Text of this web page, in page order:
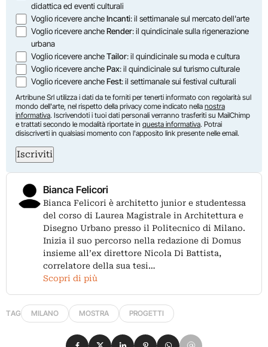
didattica ed eventi culturali
Voglio ricevere ancheIncanti: il settimanale sul mercato dell'arte
Voglio ricevere ancheRender: il quindicinale sulla rigenerazione
urbana
Voglio ricevere ancheTailor: il quindicinale su moda e cultura
Voglio ricevere anchePax: il quindicinale sul turismo culturale
Voglio ricevere ancheFest: il settimanale sui festival culturali
Artribune Srl utilizza i dati da te forniti per tenerti informato con regolarità sul
mondo dell'arte, nel rispetto della privacy come indicato nella nostra
informativa. Iscrivendoti i tuoi dati personali verranno trasferiti su MailChimp
e trattati secondo le modalità riportate in questa informativa. Potrai
disiscriverti in qualsiasi momento con l'apposito link presente nelle email.
Iscriviti
Bianca Felicori
Bianca Felicori è architetto junior e studentessa
del corso di Laurea Magistrale in Architettura e
Disegno Urbano presso il Politecnico di Milano.
Inizia il suo percorso nella redazione di Domus
insieme all’ex direttore Nicola Di Battista,
correlatore della sua tesi…
Scopri di più
TAG MILANO MOSTRA PROGETTI
Condividi su Facebook
Condividi su X
Condividi su LinkedIn
Condividi su Pinterest
Condividi su WhatsApp
Condividi su Email